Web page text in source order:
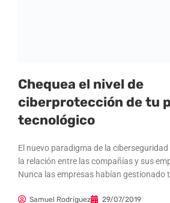
Chequea el nivel de
ciberprotección de tu
tecnológico
El nuevo paradigma de la
la relación entre las compañías y sus
Nunca las empresas habían gestionado
Samuel Rodríguez 29/07/2019